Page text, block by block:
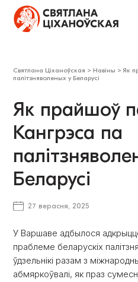
Святлана Ціханоўская > Навіны >Як
палітзняволеных у Беларусі
Як прайшоў
Кангрэса па
Беларусі
27 верасня, 2025
У Варшаве адбылося
праблеме беларускіх
ўдзельнікі разам з
абмяркоўвалі, як праз